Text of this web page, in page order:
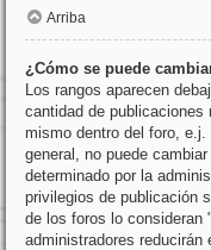
Arriba
¿Cómo se puede
Los rangos aparecen
cantidad de publicaciones
mismo dentro del foro,
general, no puede
determinado por la
privilegios de publicación
de los foros lo consideran
administradores reducirán